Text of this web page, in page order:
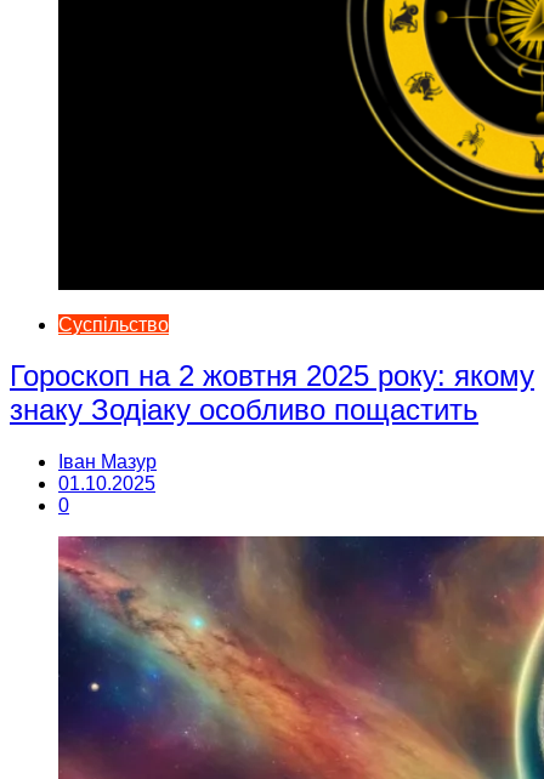
Суспільство
Гороскоп на 2 жовтня 2025 року: якому
знаку Зодіаку особливо пощастить
Іван Мазур
01.10.2025
0